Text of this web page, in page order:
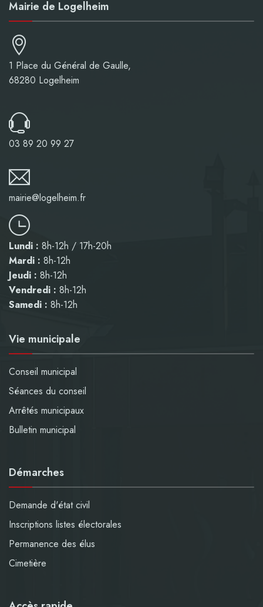
Mairie de Logelheim
1 Place du Général de Gaulle,
68280 Logelheim
03 89 20 99 27
mairie@logelheim.fr
Lundi : 8h-12h / 17h-20h
Mardi : 8h-12h
Jeudi : 8h-12h
Vendredi : 8h-12h
Samedi : 8h-12h
Vie municipale
Conseil municipal
Séances du conseil
Arrêtés municipaux
Bulletin municipal
Démarches
Demande d'état civil
Inscriptions listes électorales
Permanence des élus
Cimetière